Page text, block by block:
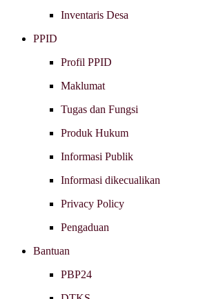
Inventaris Desa
PPID
Profil PPID
Maklumat
Tugas dan Fungsi
Produk Hukum
Informasi Publik
Informasi dikecualikan
Privacy Policy
Pengaduan
Bantuan
PBP24